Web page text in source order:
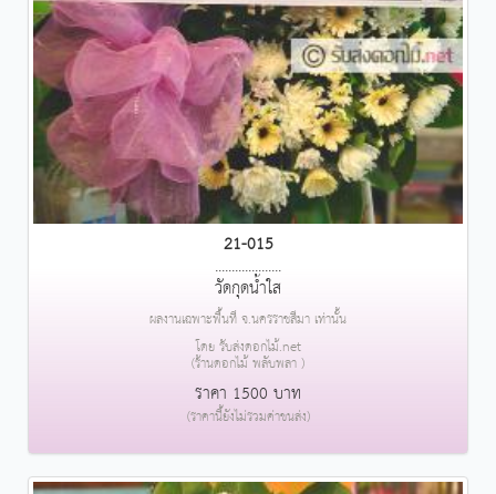
21-015
....................
วัดกุดน้ำใส
ผลงานเฉพาะพื้นที่ จ.นครราชสีมา เท่านั้น
โดย รับส่งดอกไม้.net
(ร้านดอกไม้ พลับพลา )
ราคา 1500 บาท
(ราคานี้ยังไม่รวมค่าขนส่ง)